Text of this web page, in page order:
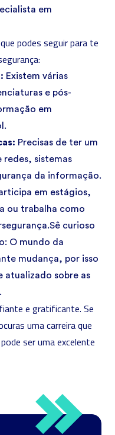
em
podes seguir para te
Existem várias
e pós-
em
Precisas de ter um
sistemas
da informação.
em estágios,
ou trabalha como
curioso
O mundo da
mudança, por isso
atualizado sobre as
e gratificante. Se
uma carreira que
ser uma excelente